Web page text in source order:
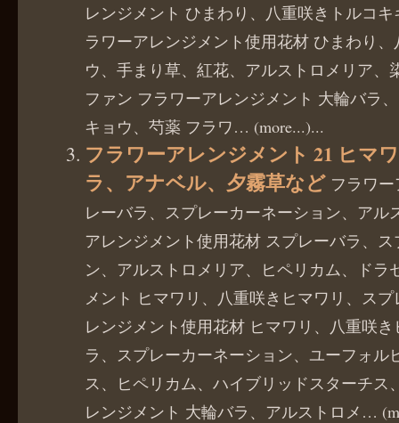
レンジメント ひまわり、八重咲きトルコ
ラワーアレンジメント使用花材 ひまわり
ウ、手まり草、紅花、アルストロメリア、
ファン フラワーアレンジメント 大輪バラ
キョウ、芍薬 フラワ… (more...)...
フラワーアレンジメント 21 ヒマ
ラ、アナベル、夕霧草など フラワ
レーバラ、スプレーカーネーション、アル
アレンジメント使用花材 スプレーバラ、
ン、アルストロメリア、ヒペリカム、ドラ
メント ヒマワリ、八重咲きヒマワリ、ス
レンジメント使用花材 ヒマワリ、八重咲
ラ、スプレーカーネーション、ユーフォル
ス、ヒペリカム、ハイブリッドスターチス
レンジメント 大輪バラ、アルストロメ…